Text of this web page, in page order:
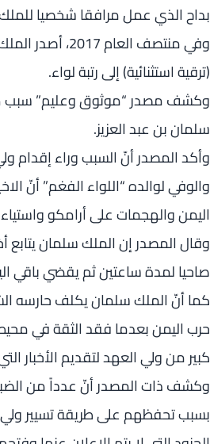
بداح الذي عمل مرافقا شخصيا للملك
وفي منتصف
(ترقية استثنائية) إلى رتبة لواء.
وكشف مصدر “موثوق وعليم” سبب
سلمان بن عبد العزيز.
وأكد المصدر أنّ السبب وراء
والوفي لوالده “اللواء الفغم” أنّ
اليمن والهجمات على أرامكو
وقال المصدر إن الملك سلمان يتابع
صاحيا لمدة ساعتين ثم يقضي باقي
كما أنّ الملك سلمان يكلف حارسه
حرب اليمن بعدما فقد الثقة في
كبير من ولي العهد لتقديم الأخبار
وكشف ذات المصدر أنّ عدداً من
بسبب تحفظهم على طريقة تسيير ولي